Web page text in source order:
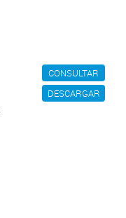
CONSULTAR
DESCARGAR